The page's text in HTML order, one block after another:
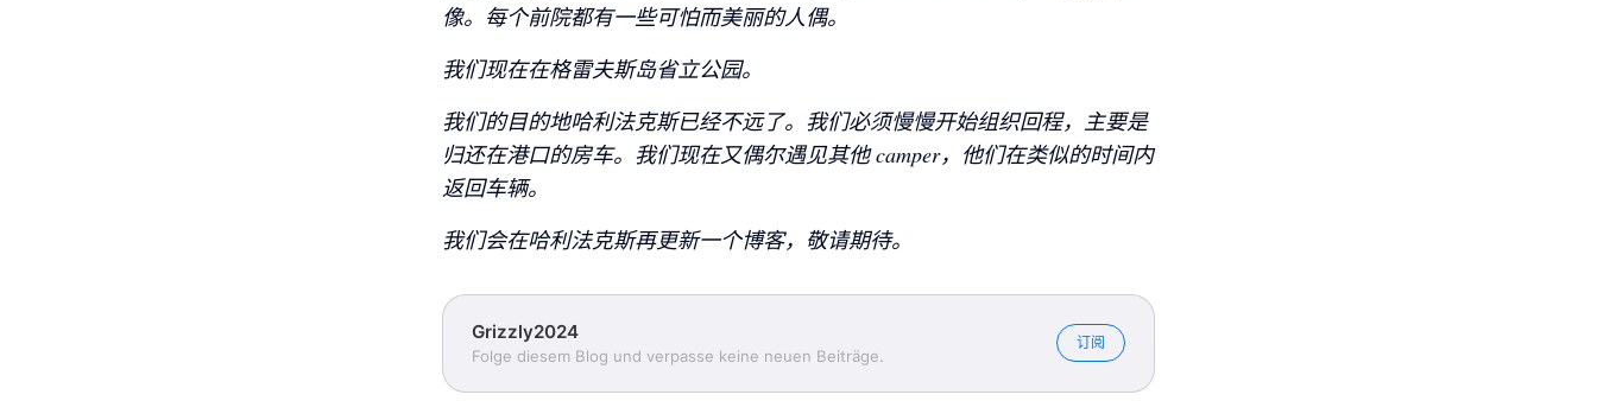
像。每个前院都有一些可怕而美丽的人偶。
我们现在在格雷夫斯岛省立公园。
我们的目的地哈利法克斯已经不远了。我们必须慢慢开始组织回程，主要是
归还在港口的房车。我们现在又偶尔遇见其他 camper，他们在类似的时间内
返回车辆。
我们会在哈利法克斯再更新一个博客，敬请期待。
Grizzly2024
Folge diesem Blog und verpasse keine neuen Beiträge.
订阅